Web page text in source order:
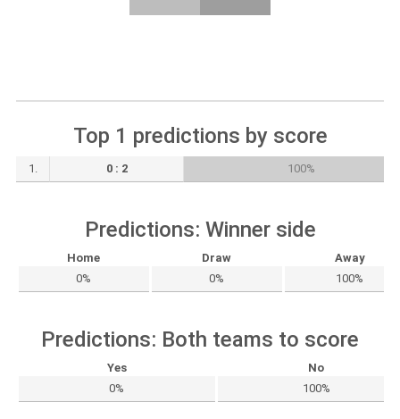
Top 1 predictions by score
1. 0 : 2 100%
Predictions: Winner side
Home Draw
Away
0%
0% 100%
Predictions: Both teams to score
Yes
No
0%
100%